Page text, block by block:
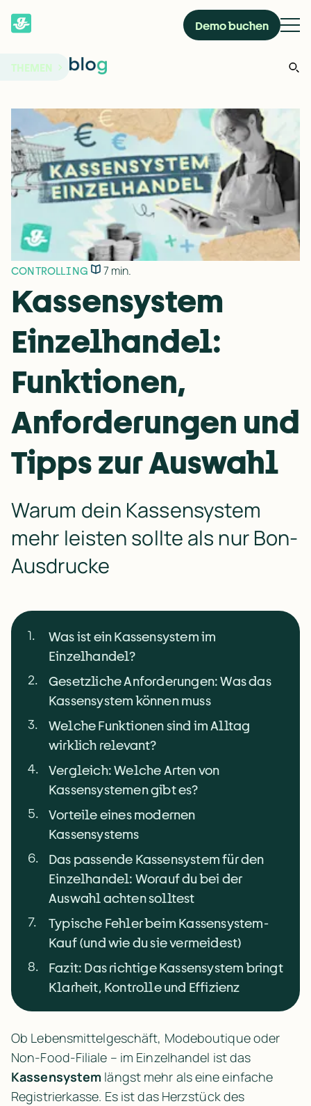
Demo buchen
THEMEN
CONTROLLING 7 min.
Kassensystem
Einzelhandel:
Funktionen,
Anforderungen und
Tipps zur Auswahl
Warum dein Kassensystem
mehr leisten sollte als nur Bon-
Ausdrucke
1.
Was ist ein Kassensystem im
Einzelhandel?
2.
Gesetzliche Anforderungen: Was das
Kassensystem können muss
3.
Welche Funktionen sind im Alltag
wirklich relevant?
4.
Vergleich: Welche Arten von
Kassensystemen gibt es?
5.
Vorteile eines modernen
Kassensystems
6.
Das passende Kassensystem für den
Einzelhandel: Worauf du bei der
Auswahl achten solltest
7.
Typische Fehler beim Kassensystem-
Kauf (und wie du sie vermeidest)
8.
Fazit: Das richtige Kassensystem bringt
Klarheit, Kontrolle und Effizienz
Ob Lebensmittelgeschäft, Modeboutique oder
Kassensystem längst mehr als eine einfache
Registrierkasse. Es ist das Herzstück des